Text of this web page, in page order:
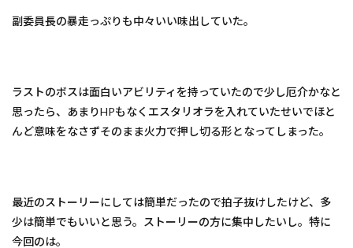
副委員長の暴走っぷりも中々いい味出していた。
ラストのボスは面白いアビリティを持っていたので少し厄介かなと
思ったら、あまりHPもなくエスタリオラを入れていたせいでほと
んど意味をなさずそのまま火力で押し切る形となってしまった。
最近のストーリーにしては簡単だったので拍子抜けしたけど、多
少は簡単でもいいと思う。ストーリーの方に集中したいし。特に
今回のは。